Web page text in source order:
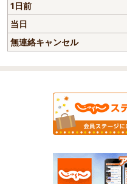
1日前
当日
無連絡キャンセル